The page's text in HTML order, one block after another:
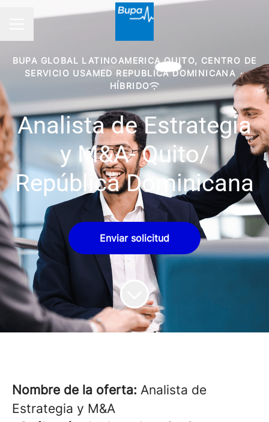
BUPA GLOBAL LATINOAMERICA QUITO, CENTRO DE
SERVICIO USAMED REPUBLICA DOMINICANA ·
HÍBRIDO
Analista de Estrategia
y M&A- Quito/
República Dominicana
Enviar solicitud
Nombre de la oferta: Analista de
Estrategia y M&A